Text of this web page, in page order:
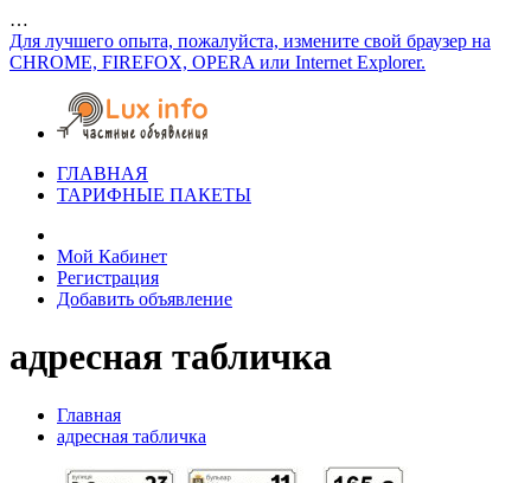
…
Для лучшего опыта, пожалуйста, измените свой браузер на
CHROME, FIREFOX, OPERA или Internet Explorer.
ГЛАВНАЯ
ТАРИФНЫЕ ПАКЕТЫ
Мой Кабинет
Регистрация
Добавить объявление
адресная табличка
Главная
адресная табличка